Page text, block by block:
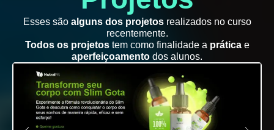
Esses sãoalguns dos projetosrealizados no curso
recentemente.
Todos os projetos tem como finalidade a prática e
aperfeiçoamento dos alunos.